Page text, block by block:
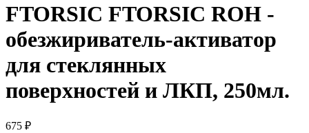
FTORSIC FTORSIC ROH -
обезжириватель-активатор
для стеклянных
поверхностей и ЛКП, 250мл.
675 ₽